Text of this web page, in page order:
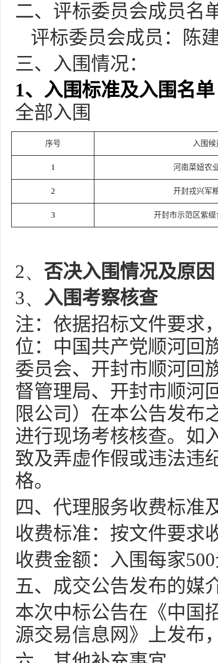
二、评标委员会成员名
评标委员会成员：陈
三、入围情况：
1、入围标准及入围名
全部入围
序号 入围
1 河南菜妞农
2 开封戎兴军
3 开封市示范区紫
2、 否决入围情况及原因
3、 入围考察核查
注：依据招标文件要求
位：中国共产党顺河回
委员会、 开封市顺河回
督管理局、开封市顺河
限公司 ）在本公告发布
进行现场考核核查。如
致及弄虚作假或违法违
格。
四、代理服务收费标准
收费标准：按文件要求
收费金额：入围每家500
五、成交公告发布的媒
本次中标公告在《中国
源交易信息网》上发布